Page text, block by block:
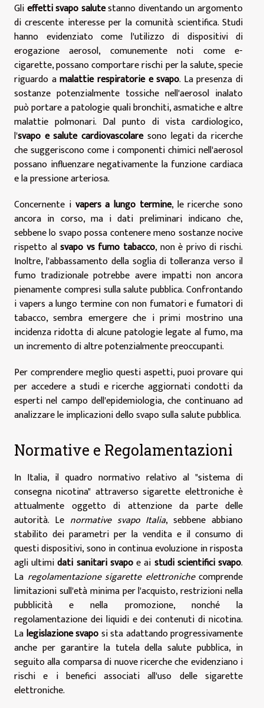
Glieffetti svapo salutestanno diventando un argomento
di crescente interesse per la comunità scientifica. Studi
hanno evidenziato come l'utilizzo di dispositivi di
erogazione aerosol, comunemente noti come e-
cigarette, possano comportare rischi per la salute, specie
riguardo amalattie respiratorie e svapo. La presenza di
sostanze potenzialmente tossiche nell'aerosol inalato
può portare a patologie quali bronchiti, asmatiche e altre
malattie polmonari. Dal punto di vista cardiologico,
l'svapo e salute cardiovascolaresono legati da ricerche
che suggeriscono come i componenti chimici nell'aerosol
possano influenzare negativamente la funzione cardiaca
e la pressione arteriosa.
Concernente i vapers a lungo termine, le ricerche sono
ancora in corso, ma i dati preliminari indicano che,
sebbene lo svapo possa contenere meno sostanze nocive
rispetto alsvapo vs fumo tabacco, non è privo di rischi.
Inoltre, l'abbassamento della soglia di tolleranza verso il
fumo tradizionale potrebbe avere impatti non ancora
pienamente compresi sulla salute pubblica. Confrontando
i vapers a lungo termine con non fumatori e fumatori di
tabacco, sembra emergere che i primi mostrino una
incidenza ridotta di alcune patologie legate al fumo, ma
un incremento di altre potenzialmente preoccupanti.
Per comprendere meglio questi aspetti,puoi provare qui
per accedere a studi e ricerche aggiornati condotti da
esperti nel campo dell'epidemiologia, che continuano ad
analizzare le implicazioni dello svapo sulla salute pubblica.
Normative e Regolamentazioni
In Italia, il quadro normativo relativo al "sistema di
consegna nicotina" attraverso sigarette elettroniche è
attualmente oggetto di attenzione da parte delle
autorità. Le normative svapo Italia, sebbene abbiano
stabilito dei parametri per la vendita e il consumo di
questi dispositivi, sono in continua evoluzione in risposta
agli ultimidati sanitari svapoe ai studi scientifici svapo.
La regolamentazione sigarette elettronichecomprende
limitazioni sull'età minima per l'acquisto, restrizioni nella
pubblicità e nella promozione, nonché la
regolamentazione dei liquidi e dei contenuti di nicotina.
Lalegislazione svaposi sta adattando progressivamente
anche per garantire la tutela della salute pubblica, in
seguito alla comparsa di nuove ricerche che evidenziano i
rischi e i benefici associati all'uso delle sigarette
elettroniche.